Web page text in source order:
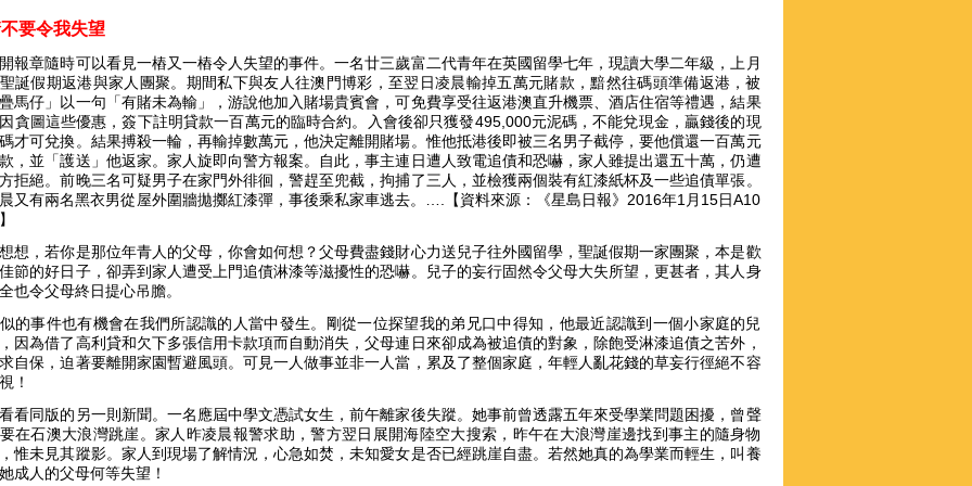
要令我失望
報章隨時可以看見一樁又一樁令人失望的事件。一名廿三歲富二代青年在英國留學七年，現讀大學二年級，上月
誕假期返港與家人團聚。期間私下與友人往澳門博彩，至翌日凌晨輸掉五萬元賭款，黯然往碼頭準備返港，被
馬仔」以一句「有賭未為輸」，游說他加入賭場貴賓會，可免費享受往返港澳直升機票、酒店住宿等禮遇，結果
貪圖這些優惠，簽下註明貸款一百萬元的臨時合約。入會後卻只獲發495,000元泥碼，不能兌現金，贏錢後的現
才可兌換。結果搏殺一輪，再輸掉數萬元，他決定離開賭場。惟他抵港後即被三名男子截停，要他償還一百萬元
，並「護送」他返家。家人旋即向警方報案。自此，事主連日遭人致電追債和恐嚇，家人雖提出還五十萬，仍遭
拒絕。前晚三名可疑男子在家門外徘徊，警趕至兜截，拘捕了三人，並檢獲兩個裝有紅漆紙杯及一些追債單張。
又有兩名黑衣男從屋外圍牆拋擲紅漆彈，事後乘私家車逃去。….【資料來源：《星島日報》2016年1月15日A10
想，若你是那位年青人的父母，你會如何想？父母費盡錢財心力送兒子往外國留學，聖誕假期一家團聚，本是歡
節的好日子，卻弄到家人遭受上門追債淋漆等滋擾性的恐嚇。兒子的妄行固然令父母大失所望，更甚者，其人身
也令父母終日提心吊膽。
的事件也有機會在我們所認識的人當中發生。剛從一位探望我的弟兄口中得知，他最近認識到一個小家庭的兒
因為借了高利貸和欠下多張信用卡款項而自動消失，父母連日來卻成為被追債的對象，除飽受淋漆追債之苦外，
自保，迫著要離開家園暫避風頭。可見一人做事並非一人當，累及了整個家庭，年輕人亂花錢的草妄行徑絕不容
！
看同版的另一則新聞。一名應屆中學文憑試女生，前午離家後失蹤。她事前曾透露五年來受學業問題困擾，曾聲
在石澳大浪灣跳崖。家人昨凌晨報警求助，警方翌日展開海陸空大搜索，昨午在大浪灣崖邊找到事主的隨身物
惟未見其蹤影。家人到現場了解情況，心急如焚，未知愛女是否已經跳崖自盡。若然她真的為學業而輕生，叫養
成人的父母何等失望！